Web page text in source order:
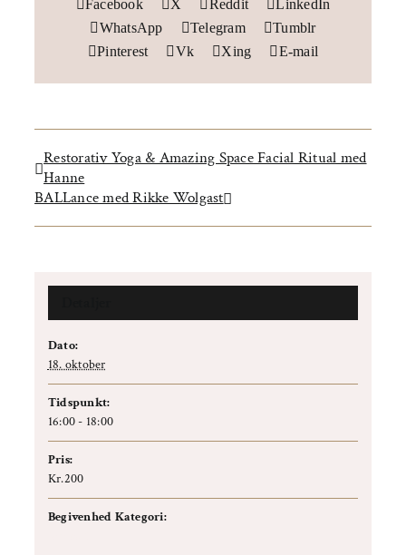
Facebook X Reddit
LinkedIn
WhatsApp
Telegram
Tumblr
Pinterest
Vk Xing E-mail
Restorativ Yoga & Amazing Space Facial Ritual med
Hanne
BALLance med Rikke Wolgast
Dato:
18. oktober
Tidspunkt:
16:00 - 18:00
Pris:
Kr.200
Begivenhed Kategori: